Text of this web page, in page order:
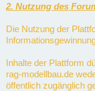
2. Nutzung des
Die Nutzung der
Inhalte der Plattform
rag-modellbau.de
öffentlich zugänglich